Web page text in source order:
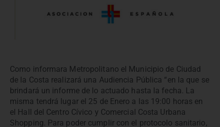
Como informara Metropolitano el Municipio de Ciudad
de la Costa realizará una Audiencia Pública “en la que se
brindará un informe de lo actuado hasta la fecha. La
misma tendrá lugar el 25 de Enero a las 19:00 horas en
el Hall del Centro Cívico y Comercial Costa Urbana
Shopping. Para poder cumplir con el protocolo sanitario,